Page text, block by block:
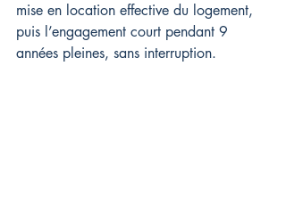
mise en location effective du logement,
puis l’engagement court pendant 9
années pleines, sans interruption.